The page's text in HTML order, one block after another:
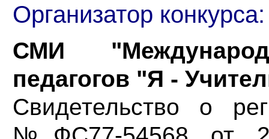
Организатор конкурса:
СМИ
педагогов "Я -
Свидетельство о